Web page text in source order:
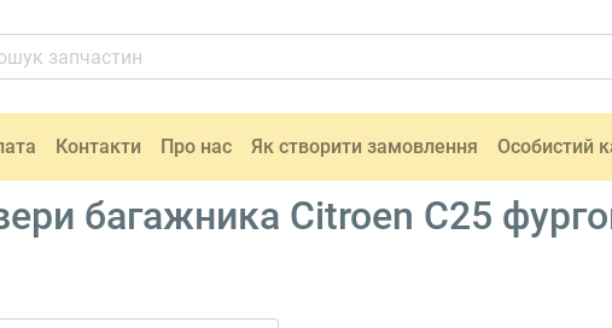
Контакти Про нас Як створити замовлення Особистий
багажника Citroen C25